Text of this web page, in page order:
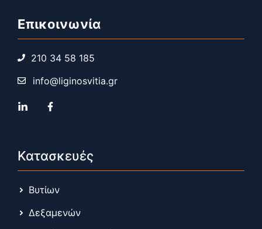
Επικοινωνία
210 34 58 185
info@liginosvitia.gr
Κατασκευές
Βυτίων
Δεξαμενών